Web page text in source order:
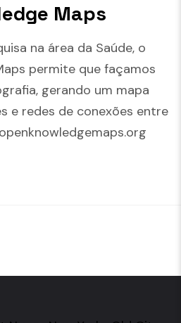
Maps
na área da Saúde, o
permite que façamos
gerando um mapa
e redes de conexões entre